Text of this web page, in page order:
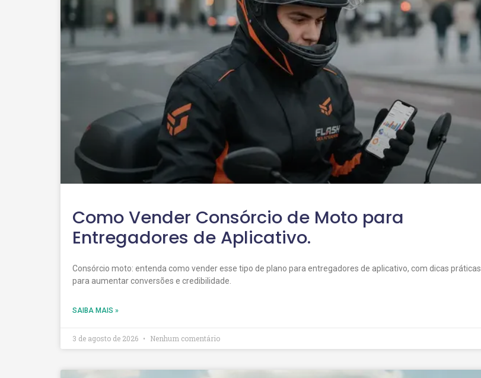
Como Vender Consórcio de Moto para
Entregadores de Aplicativo.
Consórcio moto: entenda como vender esse tipo de plano para entregadores de aplicativo, com dicas práticas
para aumentar conversões e credibilidade.
SAIBA MAIS »
3 de agosto de 2026 Nenhum comentário